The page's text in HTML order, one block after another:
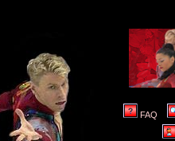
FAQ